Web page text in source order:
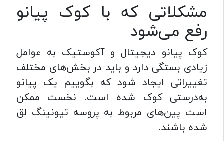
مشکلاتی که با کوک پیانو
رفع می‌شود
کوک پیانو دیجیتال و آکوستیک به عوامل
زیادی بستگی دارد و باید در بخش‌های مختلف
تغییراتی ایجاد شود که بگوییم یک پیانو
به‌درستی کوک شده است. نخست ممکن
است پین‌های مربوط به پروسه تیونینگ لق
شده باشند.